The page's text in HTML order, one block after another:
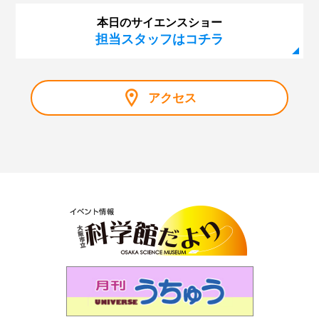
本日のサイエンスショー
担当スタッフはコチラ
アクセス